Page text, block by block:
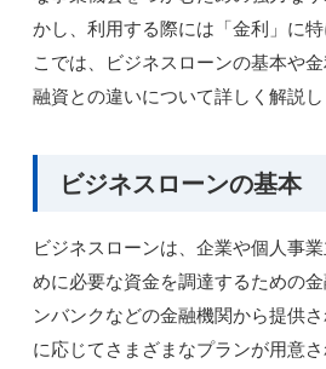
かし、利用する際には「金利」に
こでは、ビジネスローンの基本や
融資との違いについて詳しく解説し
ビジネスローンの基本
ビジネスローンは、企業や個人事
めに必要な資金を調達するための
ンバンクなどの金融機関から提供
に応じてさまざまなプランが用意さ